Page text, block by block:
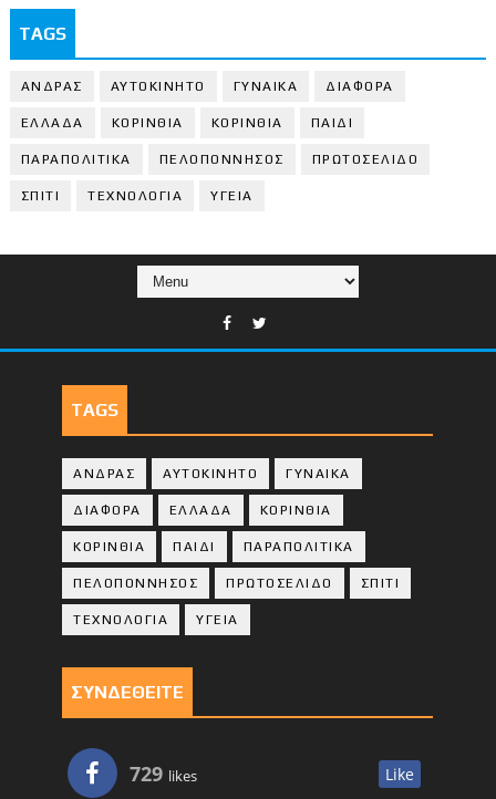
TAGS
ΑΝΔΡΑΣ ΑΥΤΟΚΙΝΗΤΟ ΓΥΝΑΙΚΑ ΔΙΑΦΟΡΑ
ΕΛΛΑΔΑ ΚΟΡΙΝΘΙΑ ΚΟΡΙΝΘΙA ΠΑΙΔΙ
ΠΑΡΑΠΟΛΙΤΙΚΑ ΠΕΛΟΠΟΝΝΗΣΟΣ ΠΡΩΤΟΣΕΛΙΔΟ
ΣΠΙΤΙ ΤΕΧΝΟΛΟΓΙΑ ΥΓΕΙΑ
TAGS
ΑΝΔΡΑΣ ΑΥΤΟΚΙΝΗΤΟ ΓΥΝΑΙΚΑ
ΔΙΑΦΟΡΑ ΕΛΛΑΔΑ ΚΟΡΙΝΘΙΑ
ΚΟΡΙΝΘΙA ΠΑΙΔΙ ΠΑΡΑΠΟΛΙΤΙΚΑ
ΠΕΛΟΠΟΝΝΗΣΟΣ ΠΡΩΤΟΣΕΛΙΔΟ ΣΠΙΤΙ
ΤΕΧΝΟΛΟΓΙΑ ΥΓΕΙΑ
ΣΥΝΔΕΘΕΙΤΕ
729 likes Like